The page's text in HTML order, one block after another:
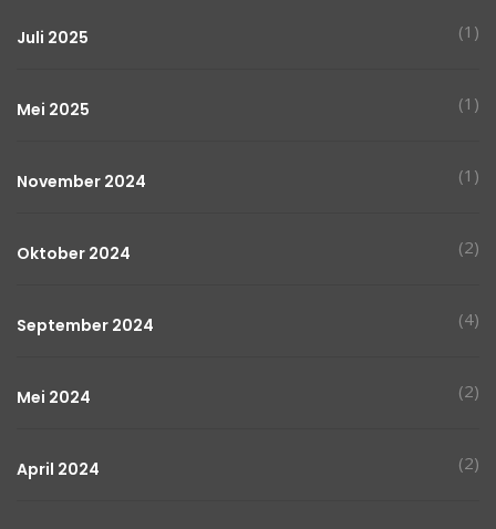
Juli 2025 (1)
Mei 2025 (1)
November 2024 (1)
Oktober 2024 (2)
September 2024 (4)
Mei 2024 (2)
April 2024 (2)